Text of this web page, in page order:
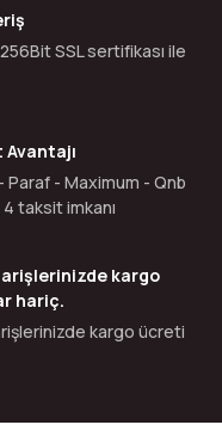
SSL sertifikası ile
Avantajı
- Maximum - Qnb
taksit imkanı
kargo
hariç.
kargo ücreti